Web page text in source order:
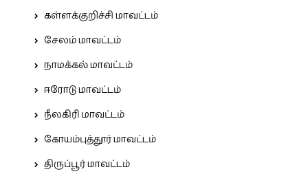
கள்ளக்குறிச்சி மாவட்டம்
சேலம் மாவட்டம்
நாமக்கல் மாவட்டம்
ஈரோடு மாவட்டம்
நீலகிரி மாவட்டம்
கோயம்புத்தூர் மாவட்டம்
திருப்பூர் மாவட்டம்